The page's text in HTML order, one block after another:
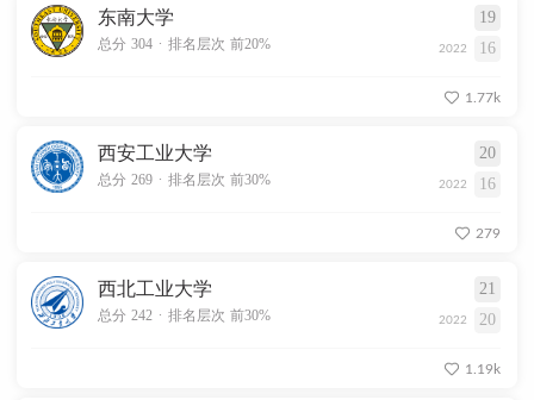
东南大学 19
总分 304 . 排名层次 前20% 2022 16
1.77k
西安工业大学 20
总分 269 . 排名层次 前30% 2022 16
279
西北工业大学 21
总分 242 . 排名层次 前30% 2022 20
1.19k